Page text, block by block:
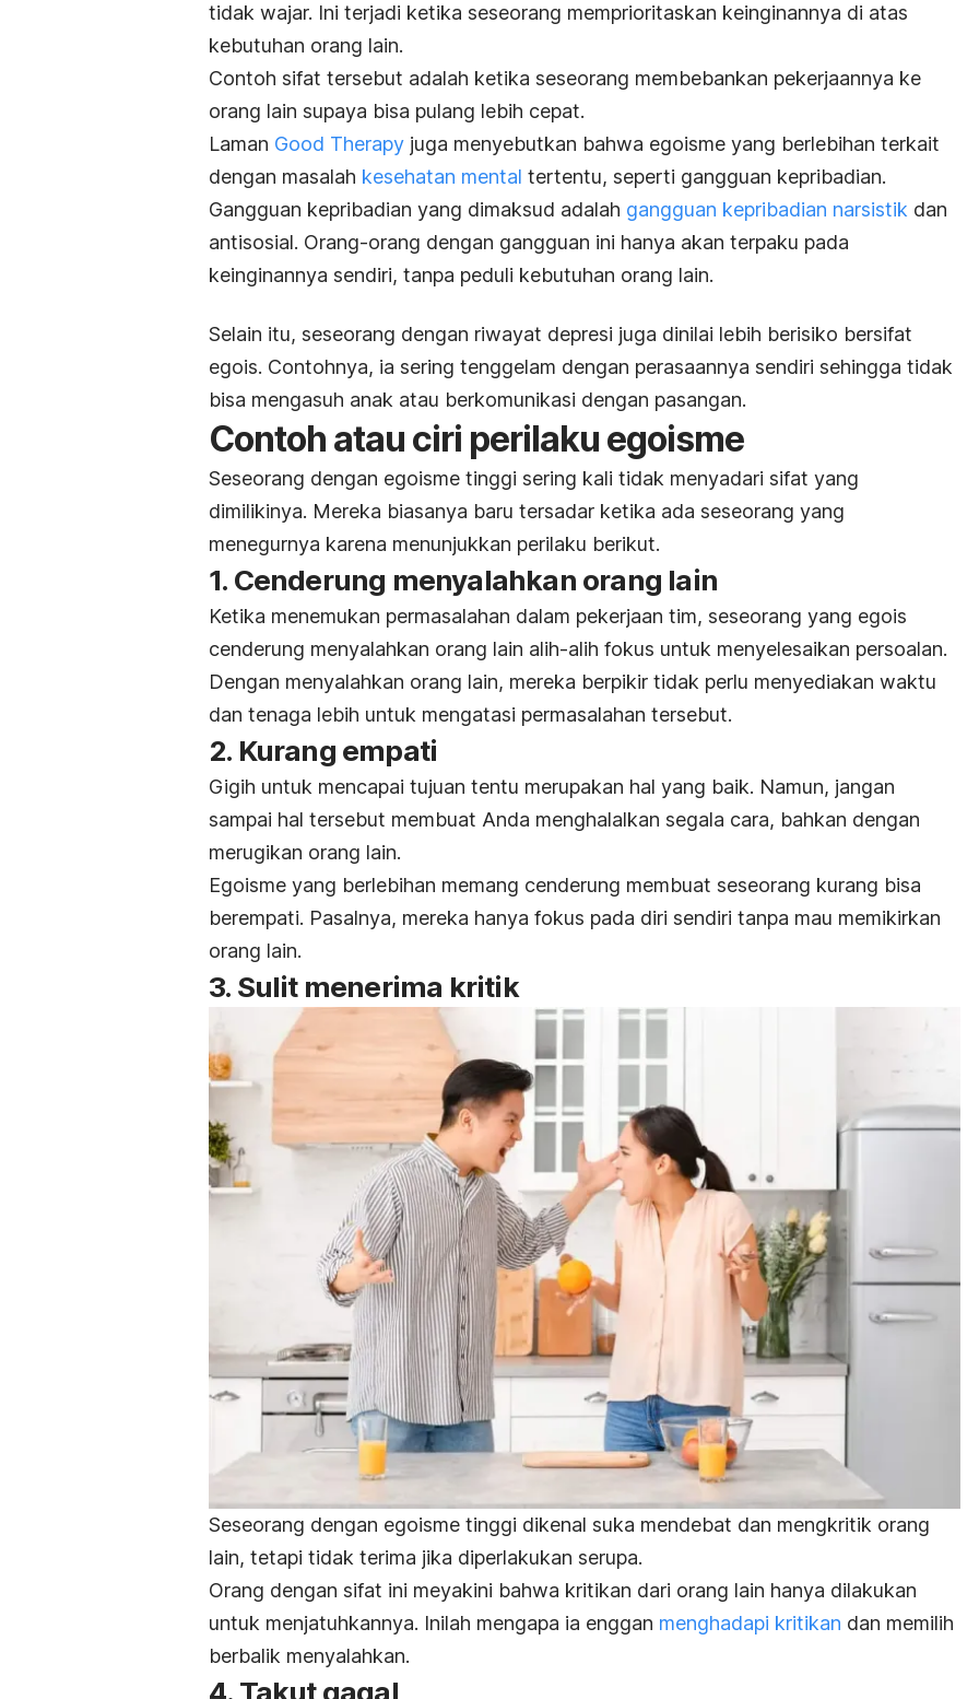
tidak wajar. Ini terjadi ketika seseorang memprioritaskan keinginannya di atas
kebutuhan orang lain.
Contoh sifat tersebut adalah ketika seseorang membebankan pekerjaannya ke
orang lain supaya bisa pulang lebih cepat.
Laman Good Therapy juga menyebutkan bahwa egoisme yang berlebihan terkait
dengan masalah kesehatan mental tertentu, seperti gangguan kepribadian.
Gangguan kepribadian yang dimaksud adalah gangguan kepribadian narsistik dan
antisosial. Orang-orang dengan gangguan ini hanya akan terpaku pada
keinginannya sendiri, tanpa peduli kebutuhan orang lain.
Selain itu, seseorang dengan riwayat depresi juga dinilai lebih berisiko bersifat
egois. Contohnya, ia sering tenggelam dengan perasaannya sendiri sehingga tidak
bisa mengasuh anak atau berkomunikasi dengan pasangan.
Contoh atau ciri perilaku egoisme
Seseorang dengan egoisme tinggi sering kali tidak menyadari sifat yang
dimilikinya. Mereka biasanya baru tersadar ketika ada seseorang yang
menegurnya karena menunjukkan perilaku berikut.
1. Cenderung menyalahkan orang lain
Ketika menemukan permasalahan dalam pekerjaan tim, seseorang yang egois
cenderung menyalahkan orang lain alih-alih fokus untuk menyelesaikan persoalan.
Dengan menyalahkan orang lain, mereka berpikir tidak perlu menyediakan waktu
dan tenaga lebih untuk mengatasi permasalahan tersebut.
2. Kurang empati
Gigih untuk mencapai tujuan tentu merupakan hal yang baik. Namun, jangan
sampai hal tersebut membuat Anda menghalalkan segala cara, bahkan dengan
merugikan orang lain.
Egoisme yang berlebihan memang cenderung membuat seseorang kurang bisa
berempati. Pasalnya, mereka hanya fokus pada diri sendiri tanpa mau memikirkan
orang lain.
3. Sulit menerima kritik
Seseorang dengan egoisme tinggi dikenal suka mendebat dan mengkritik orang
lain, tetapi tidak terima jika diperlakukan serupa.
Orang dengan sifat ini meyakini bahwa kritikan dari orang lain hanya dilakukan
untuk menjatuhkannya. Inilah mengapa ia enggan menghadapi kritikan dan memilih
berbalik menyalahkan.
4. Takut gagal